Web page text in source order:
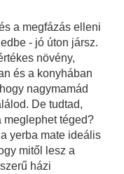
téged?
yerba mate ideális
mitől lesz a
házi